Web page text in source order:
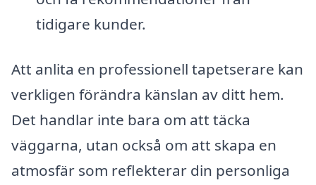
tidigare kunder.
Att anlita en professionell tapetserare kan
verkligen förändra känslan av ditt hem.
Det handlar inte bara om att täcka
väggarna, utan också om att skapa en
atmosfär som reflekterar din personliga